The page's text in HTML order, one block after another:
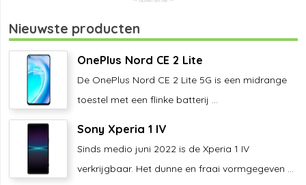
Nieuwste producten
OnePlus Nord CE 2 Lite
De OnePlus Nord CE 2 Lite 5G is een midrange
toestel met een flinke batterij ...
Sony Xperia 1 IV
Sinds medio juni 2022 is de Xperia 1 IV
verkrijgbaar. Het dunne en fraai vormgegeven ...